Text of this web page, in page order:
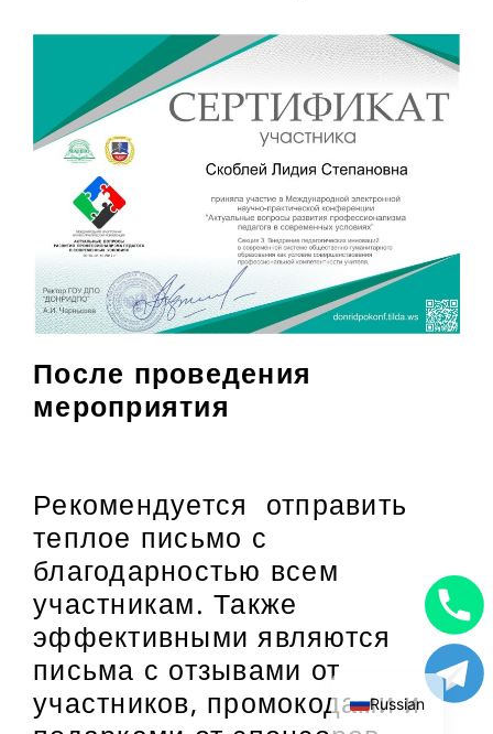
После проведения
мероприятия
Рекомендуется отправить
теплое письмо с
благодарностью всем
участникам. Также
эффективными являются
письма с отзывами от
участников, промокодами и
Russian
Uzbek